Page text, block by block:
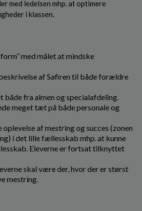
med ledelsen mhp. at optimere
i klassen.
med målet at mindske
af Safiren til både forældre
både fra almen og specialafdeling.
meget tæt på både personale og
af mestring og succes (zonen
i det lille fællesskab mhp. at kunne
Eleverne er fortsat tilknyttet
skal være der, hvor der er størst
mestring.